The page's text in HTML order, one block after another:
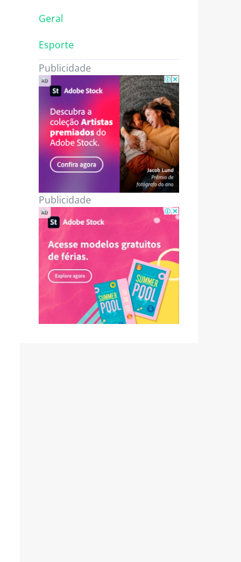
Geral
Esporte
Publicidade
Publicidade